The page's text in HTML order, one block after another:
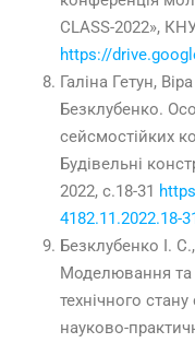
CLASS-2022»,
https://
Галіна Гетун,
Безклубенко.
сейсмостійких
Будівельні
2022, с.18-31
4182.11.2022.18-31
Безклубенко І.
Моделювання та
технічного
науково-